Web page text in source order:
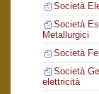
Società
Società
Metallurgici
Società
Società
elettricità